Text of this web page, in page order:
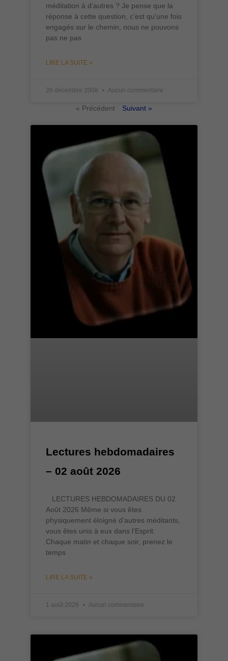
méditation à d’autres ? Je pense que la
réponse à cette question, c’est qu’une fois
engagés sur le chemin, nous ne pouvons
pas ne pas
LIRE LA SUITE »
26 décembre 2008 Aucun commentaire
« Précédent Suivant »
Lectures hebdomadaires
– 02 août 2026
LECTURES HEBDOMADAIRES DU 02
Août 2026 Même si vous êtes
physiquement éloigné d’autres méditants,
vous êtes unis à eux dans l’Esprit.
Chaque matin et chaque soir, prenez le
temps
LIRE LA SUITE »
1 août 2026 Aucun commentaire